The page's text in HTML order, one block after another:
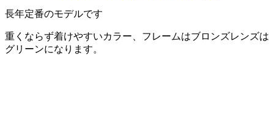
長年定番のモデルです
重くならず着けやすいカラー、フレームはブロンズレンズは
グリーンになります。